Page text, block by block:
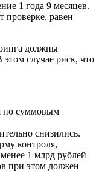
1 года 9 месяцев.
проверке, равен
должны
случае риск, что
по суммовым
снизились.
контроля,
1 млрд рублей
при этом должен